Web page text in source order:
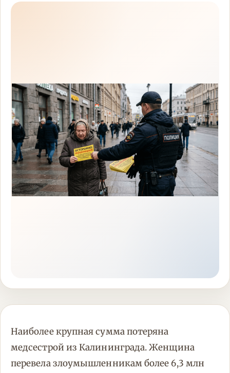
Наиболее крупная сумма потеряна
медсестрой из Калининграда. Женщина
перевела злоумышленникам более 6,3 млн